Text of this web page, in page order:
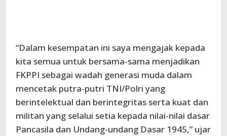
“Dalam kesempatan ini saya mengajak kepada
kita semua untuk bersama-sama menjadikan
FKPPI sebagai wadah generasi muda dalam
mencetak putra-putri TNI/Polri yang
berintelektual dan berintegritas serta kuat dan
militan yang selalui setia kepada nilai-nilai dasar
Pancasila dan Undang-undang Dasar 1945,” ujar